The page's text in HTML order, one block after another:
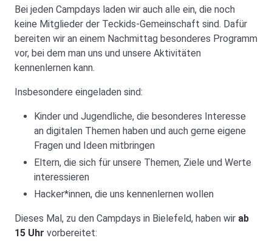
Bei jeden Campdays laden wir auch alle ein, die noch
keine Mitglieder der Teckids-Gemeinschaft sind. Dafür
bereiten wir an einem Nachmittag besonderes Programm
vor, bei dem man uns und unsere Aktivitäten
kennenlernen kann.
Insbesondere eingeladen sind:
Kinder und Jugendliche, die besonderes Interesse
an digitalen Themen haben und auch gerne eigene
Fragen und Ideen mitbringen
Eltern, die sich für unsere Themen, Ziele und Werte
interessieren
Hacker*innen, die uns kennenlernen wollen
Dieses Mal, zu den Campdays in Bielefeld, haben wir ab
15 Uhr vorbereitet: